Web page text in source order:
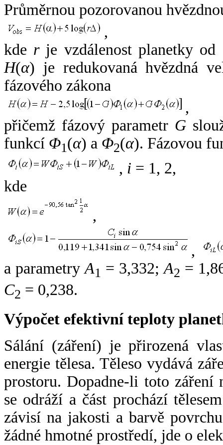
Průměrnou pozorovanou
,
kde rje vzdálenost planetky od
H(α) je redukovaná hvězdná
fázového zákona
,
přičemž fázový parametr G
funkcí Φ1(α) a Φ2(α). Fázovou
, i = 1, 2,
kde
,
,
a parametryA1 = 3,332;A2 =
C2 = 0,238.
Výpočet efektivní teploty
Sálání (záření) je přirozená
energie tělesa. Těleso vydává
prostoru. Dopadne-li toto záření
se odráží a část prochází
závisí na jakosti a barvě
žádné hmotné prostředí, jde o